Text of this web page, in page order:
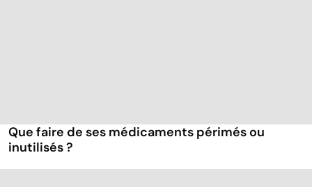
Que faire de ses médicaments périmés ou
inutilisés ?